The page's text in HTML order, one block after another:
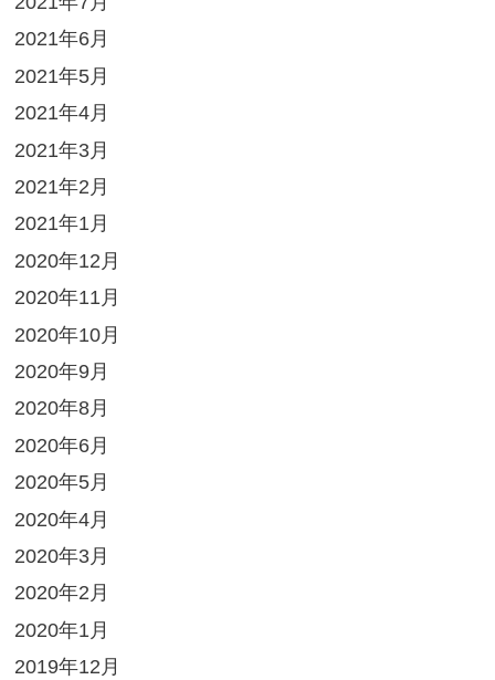
2021年6月
2021年5月
2021年4月
2021年3月
2021年2月
2021年1月
2020年12月
2020年11月
2020年10月
2020年9月
2020年8月
2020年6月
2020年5月
2020年4月
2020年3月
2020年2月
2020年1月
2019年12月